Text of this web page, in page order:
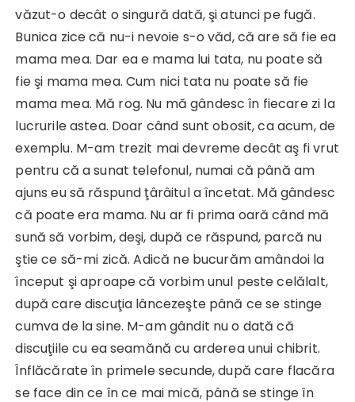
văzut-o decât o singură dată, şi atunci pe fugă.
Bunica zice că nu-i nevoie s-o văd, că are să fie ea
mama mea. Dar ea e mama lui tata, nu poate să
fie şi mama mea. Cum nici tata nu poate să fie
mama mea. Mă rog. Nu mă gândesc în fiecare zi la
lucrurile astea. Doar când sunt obosit, ca acum, de
exemplu. M-am trezit mai devreme decât aş fi vrut
pentru că a sunat telefonul, numai că până am
ajuns eu să răspund ţârâitul a încetat. Mă gândesc
că poate era mama. Nu ar fi prima oară când mă
sună să vorbim, deşi, după ce răspund, parcă nu
ştie ce să-mi zică. Adică ne bucurăm amândoi la
început şi aproape că vorbim unul peste celălalt,
după care discuţia lâncezeşte până ce se stinge
cumva de la sine. M-am gândit nu o dată că
discuţiile cu ea seamănă cu arderea unui chibrit.
Înflăcărate în primele secunde, după care flacăra
se face din ce în ce mai mică, până se stinge în